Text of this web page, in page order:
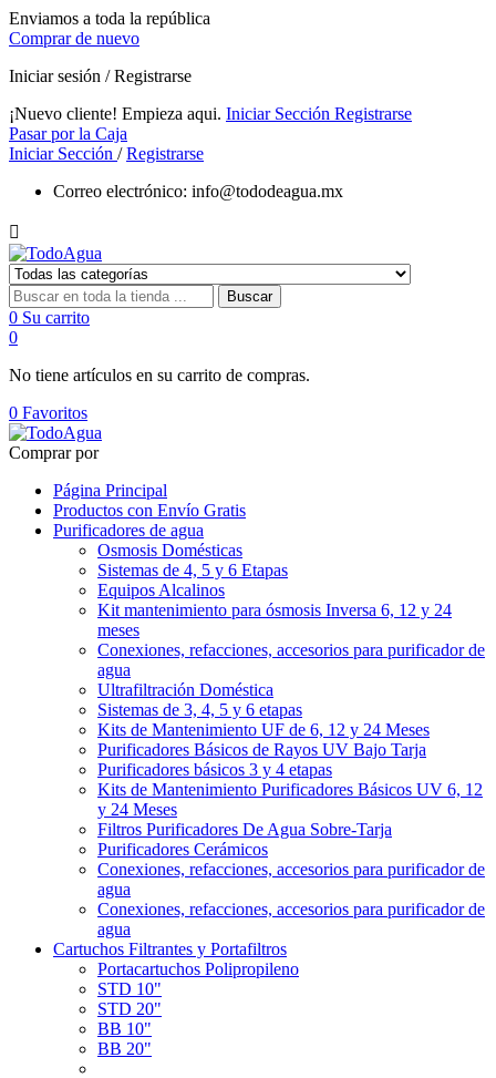
Enviamos a toda la república
Comprar de nuevo
Iniciar sesión / Registrarse
¡Nuevo cliente! Empieza aqui. Iniciar Sección Registrarse
Pasar por la Caja
Iniciar Sección /Registrarse
Correo electrónico: info@tododeagua.mx

Buscar
0 Su carrito
0
No tiene artículos en su carrito de compras.
0 Favoritos
Comprar por
Página Principal
Productos con Envío Gratis
Purificadores de agua
Osmosis Domésticas
Sistemas de 4, 5 y 6 Etapas
Equipos Alcalinos
Kit mantenimiento para ósmosis Inversa 6, 12 y 24
meses
Conexiones, refacciones, accesorios para purificador de
agua
Ultrafiltración Doméstica
Sistemas de 3, 4, 5 y 6 etapas
Kits de Mantenimiento UF de 6, 12 y 24 Meses
Purificadores Básicos de Rayos UV Bajo Tarja
Purificadores básicos 3 y 4 etapas
Kits de Mantenimiento Purificadores Básicos UV 6, 12
y 24 Meses
Filtros Purificadores De Agua Sobre-Tarja
Purificadores Cerámicos
Conexiones, refacciones, accesorios para purificador de
agua
Conexiones, refacciones, accesorios para purificador de
agua
Cartuchos Filtrantes y Portafiltros
Portacartuchos Polipropileno
STD 10"
STD 20"
BB 10"
BB 20"